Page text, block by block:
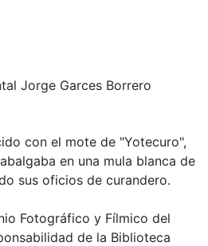
Jorge Garces Borrero
con el mote de "Yotecuro",
en una mula blanca de
sus oficios de curandero.
Fotográfico y Fílmico del
de la Biblioteca